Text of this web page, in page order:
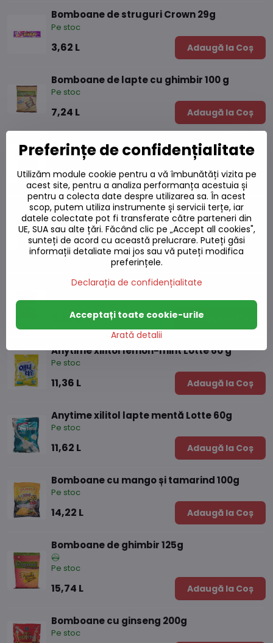
Bomboane de struguri Crown 29g
Pe stoc
3,62 L Adaugă la Coș
Bomboane de lapte cu ghimbir 100 g
Pe stoc
7,24 L Adaugă la Coș
Bomboane King Jelly 67g
Pe stoc
8,76 L Adaugă la Coș
Bomboane de ghimbir cu miere și lămâie
125g
Pe stoc
10,09 L Adaugă la Coș
Bomboane de ghimbir și mentă 125g
Pe stoc
9,27 L Adaugă la Coș
Anytime xilitol lemon-mint Lotte 60 g
Pe stoc
11,36 L Adaugă la Coș
Anytime xilitol lapte mentă Lotte 60g
Pe stoc
11,62 L Adaugă la Coș
Bomboane cu mango și tamarind 100g
Pe stoc
14,22 L Adaugă la Coș
Bomboane de ghimbir 125g
Pe stoc
15,74 L Adaugă la Coș
Bomboane cu ginseng 200g
Pe stoc
Preferințe de confidențialitate
Utilizăm module cookie pentru a vă îmbunătăți vizita pe
acest site, pentru a analiza performanța acestuia și
pentru a colecta date despre utilizarea sa. În acest
scop, putem utiliza instrumente și servicii terțe, iar
datele colectate pot fi transferate către parteneri din
UE, SUA sau alte țări. Făcând clic pe „Accept all cookies",
sunteți de acord cu această prelucrare. Puteți găsi
informații detaliate mai jos sau vă puteți modifica
preferințele.
Declarația de confidențialitate
Arată detalii
Acceptați toate cookie-urile